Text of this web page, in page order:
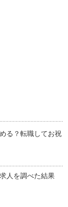
る？転職してお祝
人を調べた結果